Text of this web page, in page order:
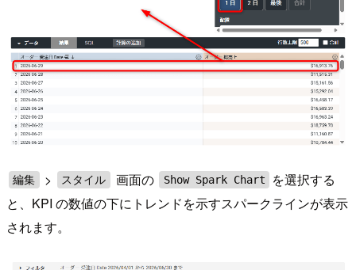
編集 > スタイル 画面の Show Spark Chart
を選択する
と、KPI の数値の下にトレンドを示すスパークラインが表示
されます。